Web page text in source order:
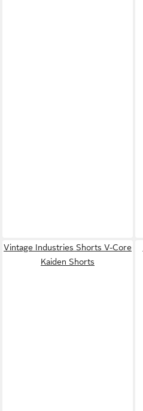
Vintage Industries Shorts V-Core
Kaiden Shorts